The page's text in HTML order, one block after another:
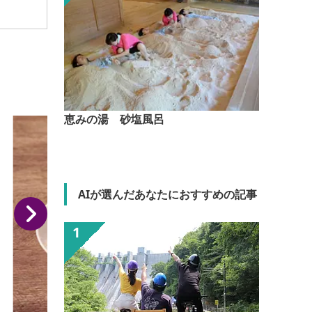
恵みの湯 砂塩風呂
AIが選んだあなたにおすすめの記事